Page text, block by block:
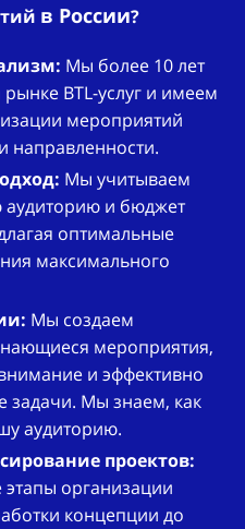
в России?
Мы более 10 лет
BTL-услуг и имеем
мероприятий
направленности.
Мы учитываем
аудиторию и бюджет
оптимальные
максимального
Мы создаем
мероприятия,
и эффективно
задачи. Мы знаем, как
аудиторию.
проектов:
организации
концепции до